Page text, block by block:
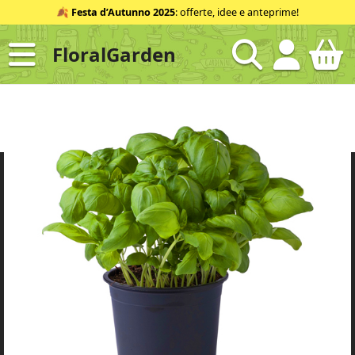
al
contenuto
ID
🍂 Festa d’Autunno 2025: offerte, idee e anteprime!
FloralGarden